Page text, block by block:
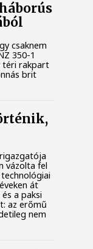
csaknem
350-1
téri rakpart
brit
vázolta fel
át
a paksi
az erőmű
nem